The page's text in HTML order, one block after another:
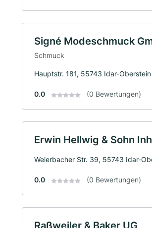
Signé Modeschmuck
Schmuck
Hauptstr. 181, 55743 Idar-Oberstein
0.0 (0 Bewertungen)
Erwin Hellwig & Sohn
Weierbacher Str. 39, 55743 Idar-
0.0 (0 Bewertungen)
Raßweiler & Baker UG